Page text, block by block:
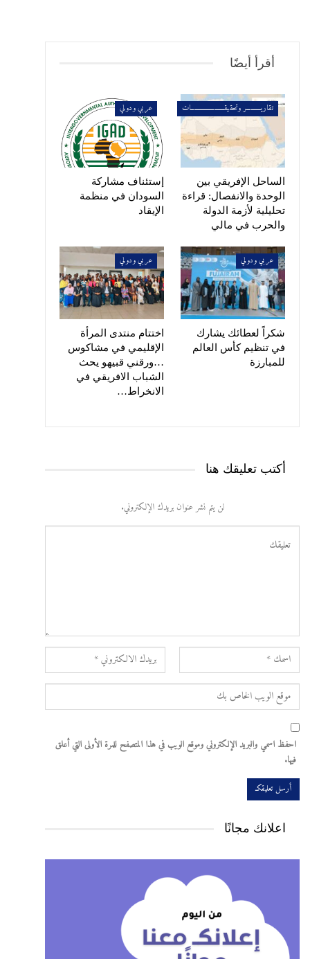
أقرأ أيضًا
تقاريــــــــــر وتحقيقـــــــــــــــــــــــات
الساحل الإفريقي بين
الوحدة والانفصال: قراءة
تحليلية لأزمة الدولة
والحرب في مالي
عربي ودولي
إستئناف مشاركة
السودان في منظمة
الإيقاد
عربي ودولي
شكراً لعطائك يشارك
في تنظيم كأس العالم
للمبارزة
عربي ودولي
اختتام منتدى المرأة
الإقليمي في مشاكوس
…ورقني قبيهو يحث
الشباب الافريقي في
الانخراط…
أكتب تعليقك هنا
لن يتم نشر عنوان بريدك الإلكتروني.
احفظ اسمي والبريد الإلكتروني وموقع الويب في هذا المتصفح للمرة الأولى التي أعلق
فيها.
اعلانك مجانًا